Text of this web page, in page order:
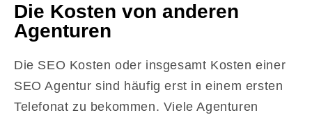
Die Kosten von anderen
Agenturen
Die SEO Kosten oder insgesamt Kosten einer
SEO Agentur sind häufig erst in einem ersten
Telefonat zu bekommen. Viele Agenturen